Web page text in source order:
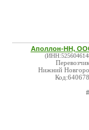
Аполлон-НН,
Перевозчик ,
Нижний